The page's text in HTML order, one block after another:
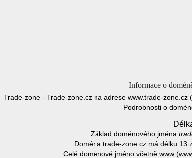
Informace o
Trade-zone - Trade-zone.cz na adrese www.trade-zone.cz
Podrobnosti o
Základ doménového jména
Doména trade-zone.cz má délku 13
Celé doménové jméno včetně www